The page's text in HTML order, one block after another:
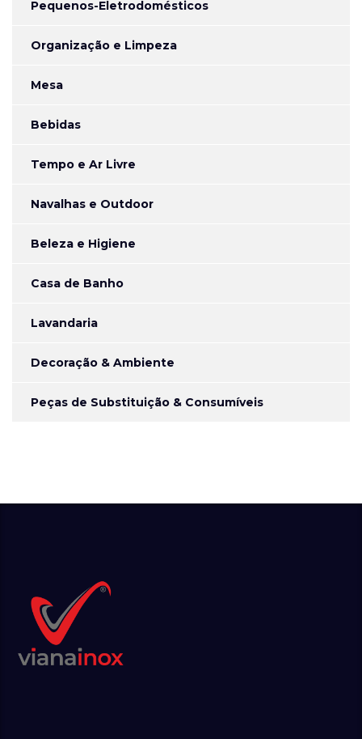
Pequenos-Eletrodomésticos
Organização e Limpeza
Mesa
Bebidas
Tempo e Ar Livre
Navalhas e Outdoor
Beleza e Higiene
Casa de Banho
Lavandaria
Decoração & Ambiente
Peças de Substituição & Consumíveis